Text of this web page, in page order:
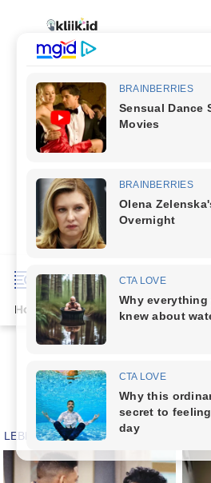
Home Terpopuler Indeks